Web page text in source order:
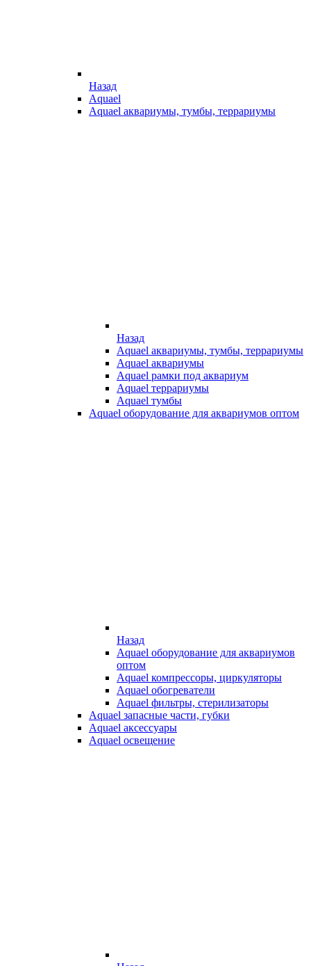
Назад
Aquael
Aquael аквариумы, тумбы, террариумы
Назад
Aquael аквариумы, тумбы, террариумы
Aquael аквариумы
Aquael рамки под аквариум
Aquael террариумы
Aquael тумбы
Aquael оборудование для аквариумов оптом
Назад
Aquael оборудование для аквариумов
оптом
Aquael компрессоры, циркуляторы
Aquael обогреватели
Aquael фильтры, стерилизаторы
Aquael запасные части, губки
Aquael аксессуары
Aquael освещение